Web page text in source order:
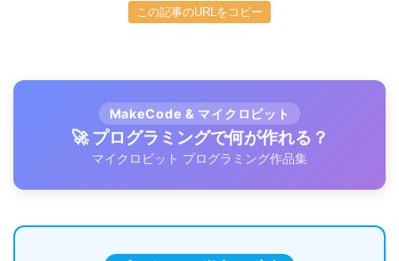
この記事のURLをコピー
MakeCode & マイクロビット
🚀 プログラミングで何が作れる？
マイクロビット プログラミング作品集